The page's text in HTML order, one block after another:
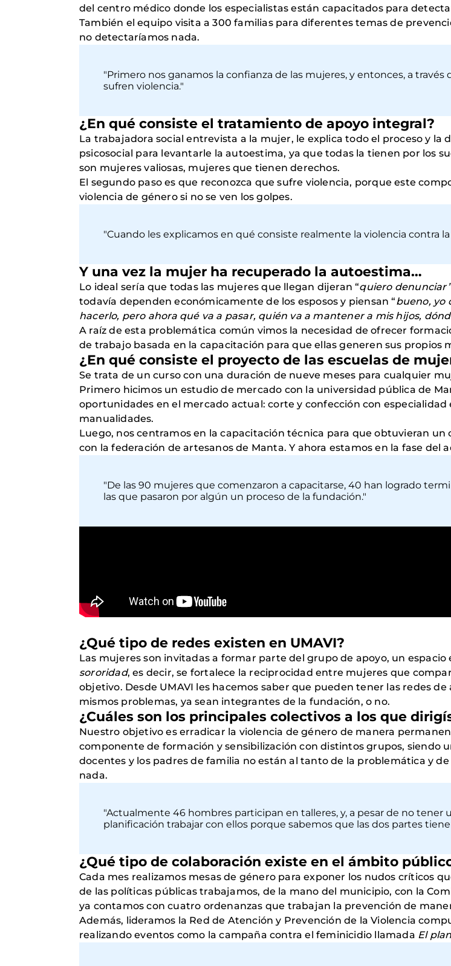
del centro médico donde los especialistas están capacitados para
También el equipo visita a 300 familias para diferentes temas de
no detectaríamos nada.
"Primero nos ganamos la confianza de las mujeres, y entonces, a través
sufren violencia."
¿En qué consiste el tratamiento de apoyo integral?
La trabajadora social entrevista a la mujer, le explica todo el proceso y la
psicosocial para levantarle la autoestima, ya que todas la tienen por los
son mujeres valiosas, mujeres que tienen derechos.
El segundo paso es que reconozca que sufre violencia, porque este
violencia de género si no se ven los golpes.
"Cuando les explicamos en qué consiste realmente la violencia contra
Y una vez la mujer ha recuperado la autoestima…
Lo ideal sería que todas las mujeres que llegan dijeran “quiero denunciar”
todavía dependen económicamente de los esposos y piensan “bueno, yo
hacerlo, pero ahora qué va a pasar, quién va a mantener a mis hijos,
A raíz de esta problemática común vimos la necesidad de ofrecer
de trabajo basada en la capacitación para que ellas generen sus propios
¿En qué consiste el proyecto de las escuelas de
Se trata de un curso con una duración de nueve meses para cualquier
Primero hicimos un estudio de mercado con la universidad pública de
oportunidades en el mercado actual: corte y confección con
manualidades.
Luego, nos centramos en la capacitación técnica para que obtuvieran
con la federación de artesanos de Manta. Y ahora estamos en la fase
"De las 90 mujeres que comenzaron a capacitarse, 40 han logrado
las que pasaron por algún un proceso de la fundación."
¿Qué tipo de redes existen en UMAVI?
Las mujeres son invitadas a formar parte del grupo de apoyo, un
sororidad, es decir, se fortalece la reciprocidad entre mujeres que
objetivo. Desde UMAVI les hacemos saber que pueden tener las redes
mismos problemas, ya sean integrantes de la fundación, o no.
¿Cuáles son los principales colectivos a los que
Nuestro objetivo es erradicar la violencia de género de manera
componente de formación y sensibilización con distintos grupos, siendo
docentes y los padres de familia no están al tanto de la problemática y
nada.
"Actualmente 46 hombres participan en talleres, y, a pesar de no tener
planificación trabajar con ellos porque sabemos que las dos partes
¿Qué tipo de colaboración existe en el ámbito
Cada mes realizamos mesas de género para exponer los nudos críticos
de las políticas públicas trabajamos, de la mano del municipio, con la
ya contamos con cuatro ordenanzas que trabajan la prevención de
Además, lideramos la Red de Atención y Prevención de la Violencia
realizando eventos como la campaña contra el feminicidio llamada El